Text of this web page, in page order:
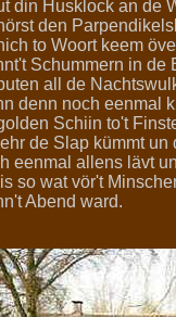
din Husklock an de
den
to Woort keem
Schummern in de
all de
denn noch eenmal
Schiin to't
de Slap kümmt un
eenmal allens lävt
so wat vör't
Abend ward.